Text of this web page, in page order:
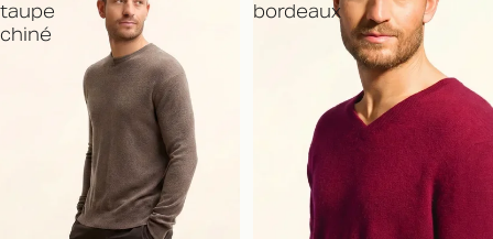
taupe
chiné
bordeaux